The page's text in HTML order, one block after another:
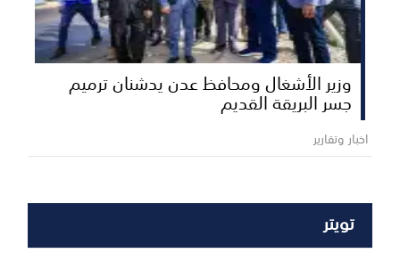
وزير الأشغال ومحافظ عدن يدشنان ترميم
جسر البريقة القديم
اخبار وتقارير
تويتر